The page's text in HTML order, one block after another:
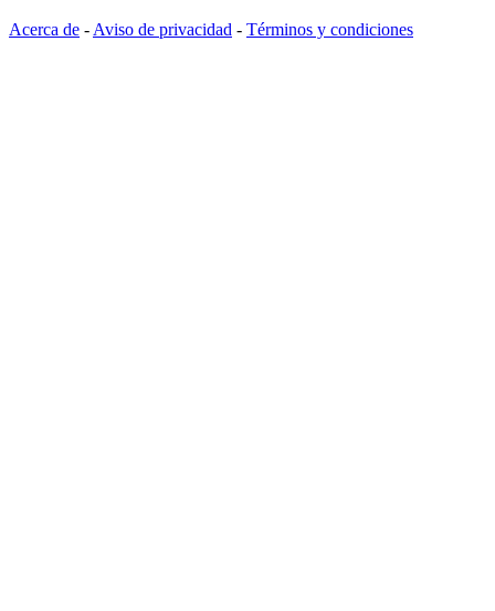
Acerca de - Aviso de privacidad - Términos y condiciones